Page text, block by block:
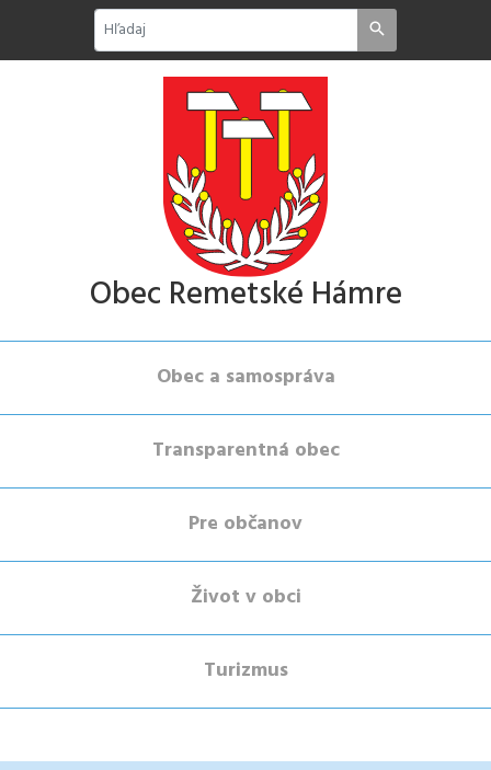
Obec Remetské Hámre
Obec a samospráva
Transparentná obec
Pre občanov
Život v obci
Turizmus